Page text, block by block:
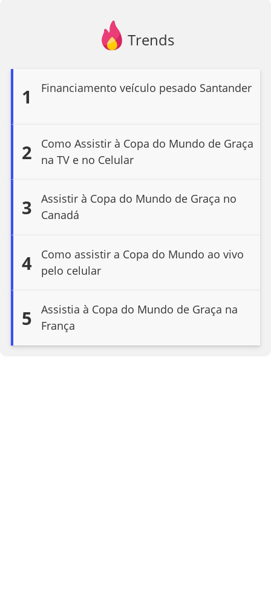
Trends
1 Financiamento veículo pesado Santander
2
Como Assistir à Copa do Mundo de Graça
na TV e no Celular
3
Assistir à Copa do Mundo de Graça no
Canadá
4
Como assistir a Copa do Mundo ao vivo
pelo celular
5
Assistia à Copa do Mundo de Graça na
França